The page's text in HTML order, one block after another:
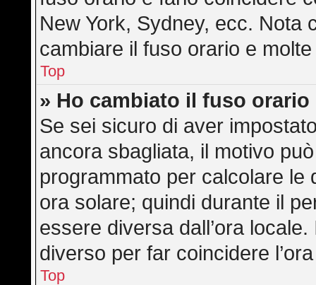
New York, Sydney, ecc. Nota
cambiare il fuso orario e
Top
» Ho cambiato il fuso orario
Se sei sicuro di aver
ancora sbagliata, il motivo
programmato per calcolare le
ora solare; quindi durante il
essere diversa dall’ora
diverso per far coincidere
Top